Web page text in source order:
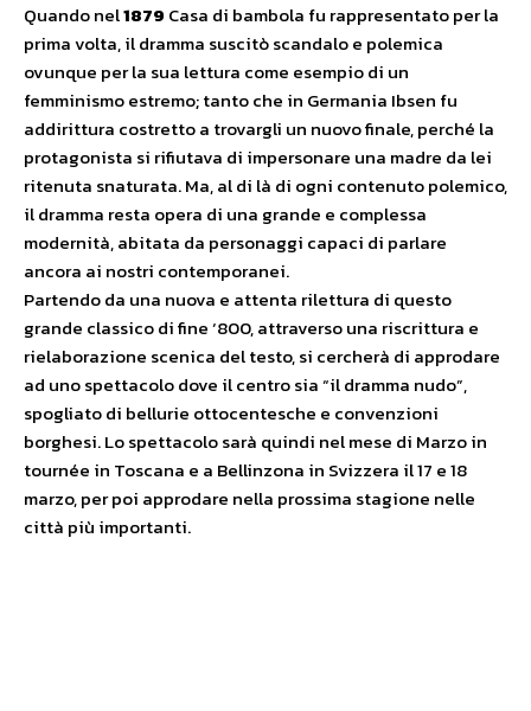
Quando nel1879 Casa di bambola fu rappresentato per la
prima volta, il dramma suscitò scandalo e polemica
ovunque per la sua lettura come esempio di un
femminismo estremo; tanto che in Germania Ibsen fu
addirittura costretto a trovargli un nuovo finale, perché la
protagonista si rifiutava di impersonare una madre da lei
ritenuta snaturata. Ma, al di là di ogni contenuto polemico,
il dramma resta opera di una grande e complessa
modernità, abitata da personaggi capaci di parlare
ancora ai nostri contemporanei.
Partendo da una nuova e attenta rilettura di questo
grande classico di fine ‘800, attraverso una riscrittura e
rielaborazione scenica del testo, si cercherà di approdare
ad uno spettacolo dove il centro sia “il dramma nudo”,
spogliato di bellurie ottocentesche e convenzioni
borghesi. Lo spettacolo sarà quindi nel mese di Marzo in
tournée in Toscana e a Bellinzona in Svizzera il 17 e 18
marzo, per poi approdare nella prossima stagione nelle
città più importanti.